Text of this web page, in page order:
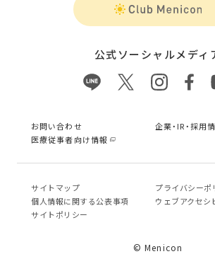
公式ソーシャルメディ
お問い合わせ
企業・IR・採用
医療従事者向け情報
サイトマップ
プライバシーポ
個⼈情報に関する公表事項
ウェブアクセシ
サイトポリシー
© Menicon